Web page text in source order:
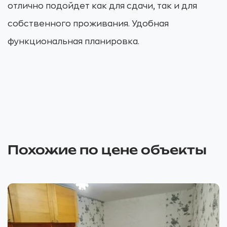
отлично подойдет как для сдачи, так и для
собственного проживания. Удобная
функциональная планировка.
Похожие по цене объекты